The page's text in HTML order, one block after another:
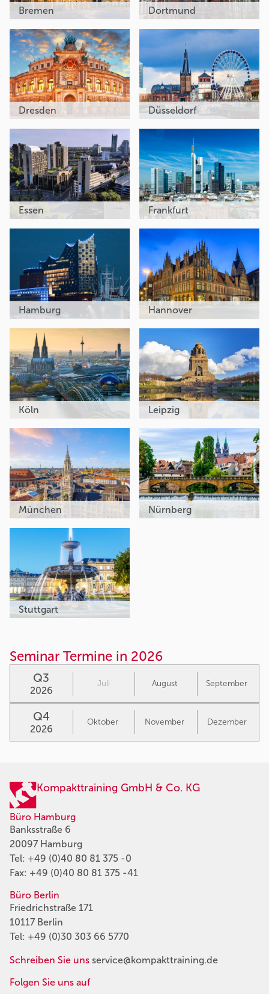
Bremen Dortmund
Dresden Düsseldorf
Essen Frankfurt
Hamburg Hannover
Köln Leipzig
München Nürnberg
Stuttgart
Seminar Termine in 2026
Q3
2026
Juli August September
Q4
2026
Oktober November Dezember
Kompakttraining GmbH & Co. KG
Büro Hamburg
Banksstraße 6
20097 Hamburg
Tel: +49 (0)40 80 81 375 -0
Fax: +49 (0)40 80 81 375 -41
Büro Berlin
Friedrichstraße 171
10117 Berlin
Tel: +49 (0)30 303 66 5770
Schreiben Sie uns service@kompakttraining.de
Folgen Sie uns auf